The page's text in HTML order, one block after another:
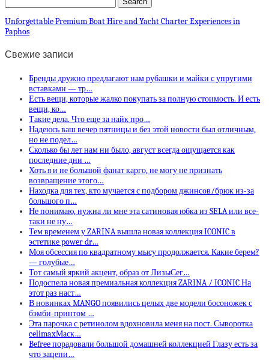
Unforgettable Premium Boat Hire and Yacht Charter Experiences in
Paphos
Свежие записи
Бренды дружно предлагают нам рубашки и майки с упругими
вставками — тр…
Есть вещи, которые жалко покупать за полную стоимость. И есть
вещи, ко…
Такие дела. Что еще за найк про…
Надеюсь ваш вечер пятницы и без этой новости был отличным,
но не подел…
Сколько бы лет нам ни было, август всегда ощущается как
последние дни …
Хоть я и не большой фанат карго, не могу не признать
возвращение этого…
Находка для тех, кто мучается с подбором джинсов/брюк из-за
большого п…
Не понимаю, нужна ли мне эта сатиновая юбка из SELA или все-
таки не ну…
Тем временем у ZARINA вышла новая коллекция ICONIC в
эстетике power dr…
Моя обсессия по квадратному мысу продолжается. Какие берем?
— голубые…
Тот самый яркий акцент, образ от ЛизыСег…
Подоспела новая премиальная коллекция ZARINA / ICONIC На
этот раз наст…
В новинках MANGO появились целых две модели босоножек с
бэмби-принтом …
Эта парочка с ретинолом вдохновила меня на пост. Сыворотка
celimaxМаск…
Befree порадовали большой домашней коллекцией Глазу есть за
что зацепи…